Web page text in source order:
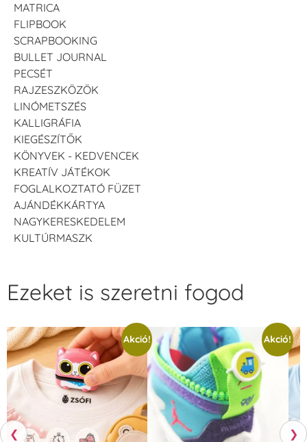
MATRICA
FLIPBOOK
SCRAPBOOKING
BULLET JOURNAL
PECSÉT
RAJZESZKÖZÖK
LINÓMETSZÉS
KALLIGRÁFIA
KIEGÉSZÍTŐK
KÖNYVEK - KEDVENCEK
KREATÍV JÁTÉKOK
FOGLALKOZTATÓ FÜZET
AJÁNDÉKKÁRTYA
NAGYKERESKEDELEM
KULTÚRMASZK
❮
Ezeket is szeretni fogod
Akció! Akció!
❯